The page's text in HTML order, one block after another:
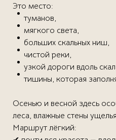
Это место:
туманов,
мягкого света,
больших скальных ниш,
чистой реки,
узкой дороги вдоль
тишины, которая
Осенью и весной здесь
леса, влажные стены
Маршрут лёгкий: